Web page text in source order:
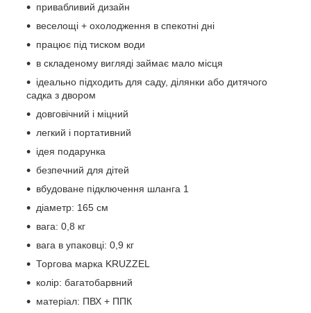
привабливий дизайн
веселощі + охолодження в спекотні дні
працює під тиском води
в складеному вигляді займає мало місця
ідеально підходить для саду, ділянки або дитячого
садка з двором
довговічний і міцний
легкий і портативний
ідея подарунка
безпечний для дітей
вбудоване підключення шланга 1
діаметр: 165 см
вага: 0,8 кг
вага в упаковці: 0,9 кг
Торгова марка KRUZZEL
колір: багатобарвний
матеріал: ПВХ + ППК